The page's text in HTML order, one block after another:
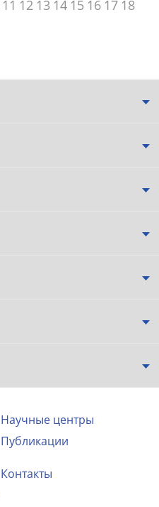
11 12 13 14 15 16 17 18
Научные центры
Публикации
Контакты